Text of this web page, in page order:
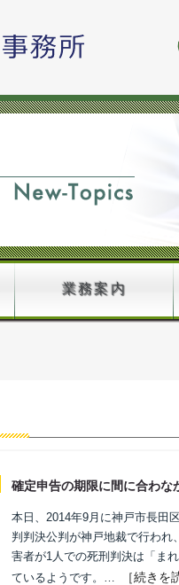
業務案内
確定申告の期限に間に合わ
本日、2014年9月に神戸市長田
判判決公判が神戸地裁で行わ
害者が1人での死刑判決は「ま
ているようです。…
［続きを